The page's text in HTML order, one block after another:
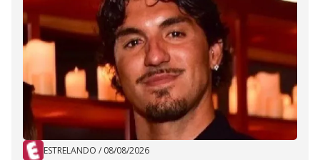
ESTRELANDO / 08/08/2026